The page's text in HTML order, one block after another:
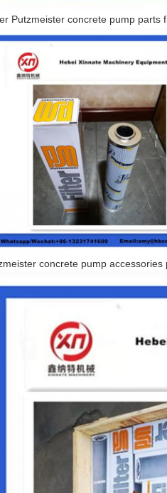
Putzmeister concrete pump parts
concrete pump